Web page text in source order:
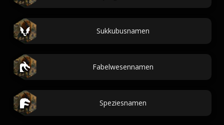
Sukkubusnamen
Fabelwesennamen
Speziesnamen